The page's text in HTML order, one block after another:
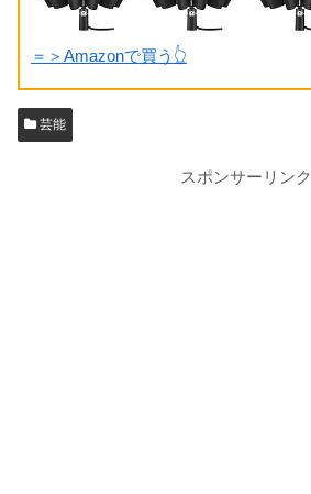
＝＞Amazonで買う👆
芸能
スポンサーリンク